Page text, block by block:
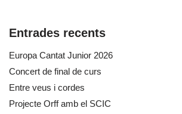
Entrades recents
Europa Cantat Junior 2026
Concert de final de curs
Entre veus i cordes
Projecte Orff amb el SCIC